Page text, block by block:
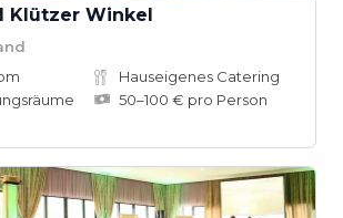
Klützer Winkel
Hauseigenes Catering
50–100 € pro Person